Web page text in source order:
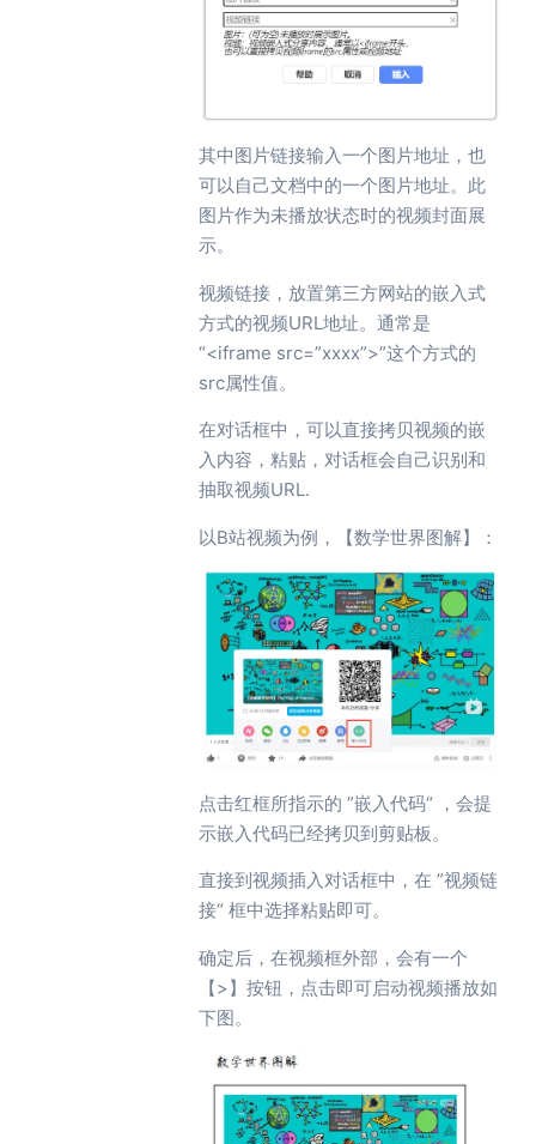
其中图片链接输入一个图片地址，也
可以自己文档中的一个图片地址。此
图片作为未播放状态时的视频封面展
示。
视频链接，放置第三方网站的嵌入式
方式的视频URL地址。通常是
“<iframe src=”xxxx”>”这个方式的
src属性值。
在对话框中，可以直接拷贝视频的嵌
入内容，粘贴，对话框会自己识别和
抽取视频URL.
以B站视频为例，【数学世界图解】：
点击红框所指示的 ”嵌入代码“ ，会提
示嵌入代码已经拷贝到剪贴板。
直接到视频插入对话框中，在 ”视频链
接“ 框中选择粘贴即可。
确定后，在视频框外部，会有一个
【>】按钮，点击即可启动视频播放如
下图。